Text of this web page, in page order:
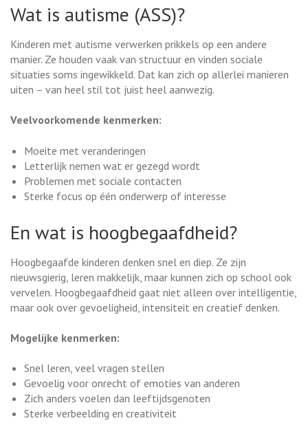
Wat is autisme (ASS)?
Kinderen met autisme verwerken prikkels op een andere
manier. Ze houden vaak van structuur en vinden sociale
situaties soms ingewikkeld. Dat kan zich op allerlei manieren
uiten – van heel stil tot juist heel aanwezig.
Veelvoorkomende kenmerken:
Moeite met veranderingen
Letterlijk nemen wat er gezegd wordt
Problemen met sociale contacten
Sterke focus op één onderwerp of interesse
En wat is hoogbegaafdheid?
Hoogbegaafde kinderen denken snel en diep. Ze zijn
nieuwsgierig, leren makkelijk, maar kunnen zich op school ook
vervelen. Hoogbegaafdheid gaat niet alleen over intelligentie,
maar ook over gevoeligheid, intensiteit en creatief denken.
Mogelijke kenmerken:
Snel leren, veel vragen stellen
Gevoelig voor onrecht of emoties van anderen
Zich anders voelen dan leeftijdsgenoten
Sterke verbeelding en creativiteit